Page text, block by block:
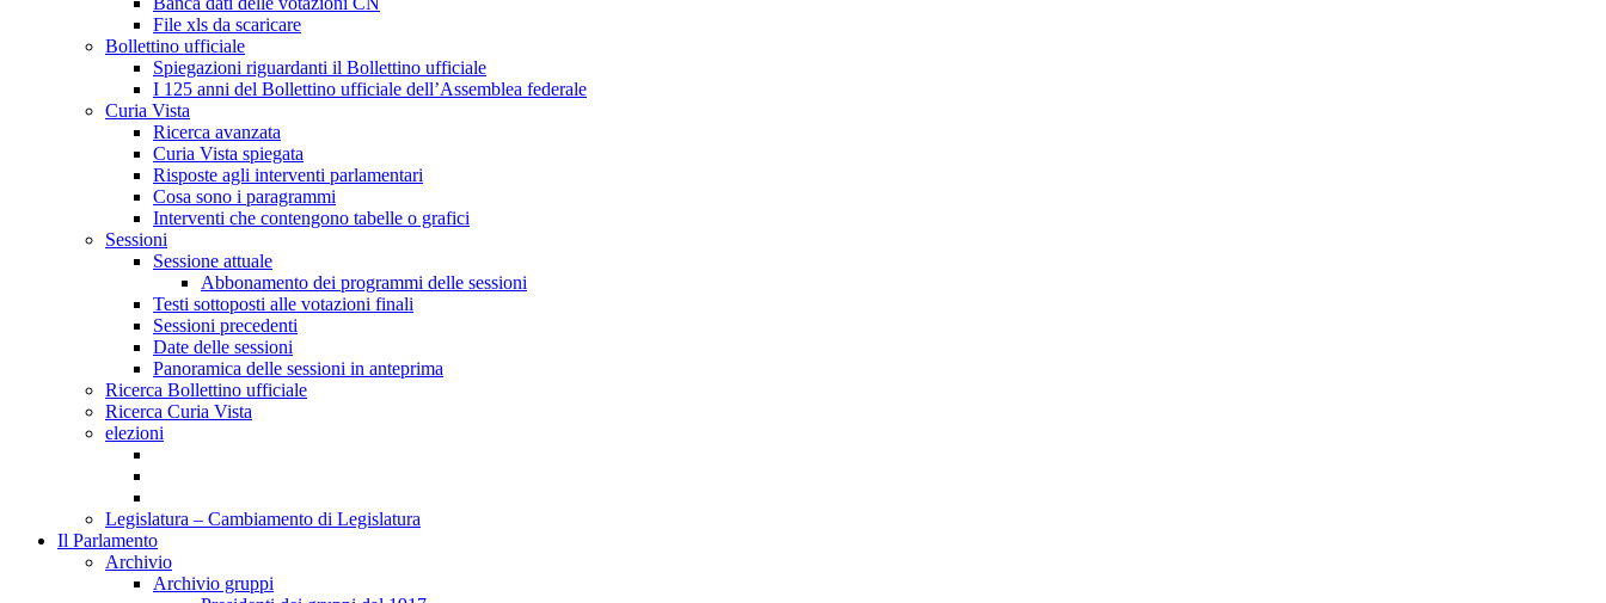
File xls da scaricare
Bollettino ufficiale
Spiegazioni riguardanti il Bollettino ufficiale
I 125 anni del Bollettino ufficiale dell’Assemblea federale
Curia Vista
Ricerca avanzata
Curia Vista spiegata
Risposte agli interventi parlamentari
Cosa sono i paragrammi
Interventi che contengono tabelle o grafici
Sessioni
Sessione attuale
Abbonamento dei programmi delle sessioni
Testi sottoposti alle votazioni finali
Sessioni precedenti
Date delle sessioni
Panoramica delle sessioni in anteprima
Ricerca Bollettino ufficiale
Ricerca Curia Vista
elezioni
Legislatura – Cambiamento di Legislatura
Il Parlamento
Archivio
Archivio gruppi